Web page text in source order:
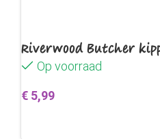
Riverwood Butcher
Op voorraad
€ 5,99